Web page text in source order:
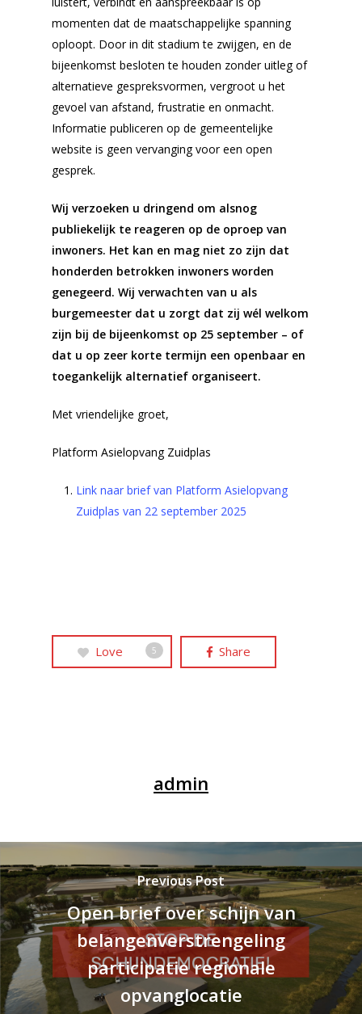
momenten dat de maatschappelijke spanning
oploopt. Door in dit stadium te zwijgen, en de
bijeenkomst besloten te houden zonder uitleg of
alternatieve gespreksvormen, vergroot u het
gevoel van afstand, frustratie en onmacht.
Informatie publiceren op de gemeentelijke
website is geen vervanging voor een open
gesprek.
Wij verzoeken u dringend om alsnog
publiekelijk te reageren op de oproep van
inwoners. Het kan en mag niet zo zijn dat
honderden betrokken inwoners worden
genegeerd. Wij verwachten van u als
burgemeester dat u zorgt dat zij wél welkom
zijn bij de bijeenkomst op 25 september – of
dat u op zeer korte termijn een openbaar en
toegankelijk alternatief organiseert.
Met vriendelijke groet,
Platform Asielopvang Zuidplas
Link naar brief van Platform Asielopvang
Zuidplas van 22 september 2025
Love 5 Share
admin
Previous Post
Open brief over schijn van
belangenverstrengeling
participatie regionale
opvanglocatie